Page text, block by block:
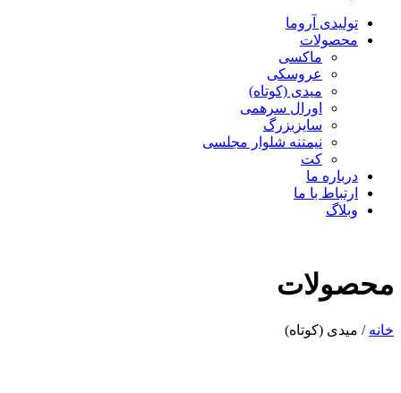
تولیدی آروما
محصولات
ماکسی
عروسکی
میدی (کوتاه)
اورال سرهمی
سایزبزرگ
نیمتنه شلوار مجلسی
کت
درباره ما
ارتباط با ما
وبلاگ
محصولات
خانه / میدی (کوتاه)